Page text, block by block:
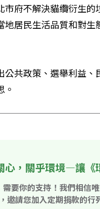
市府不解決貓纜衍生
地居民生活品質和對
公共政策、選舉利益
心，關乎環境—讓《
需要你的支持！我們相信
邀請您加入定期捐款的行